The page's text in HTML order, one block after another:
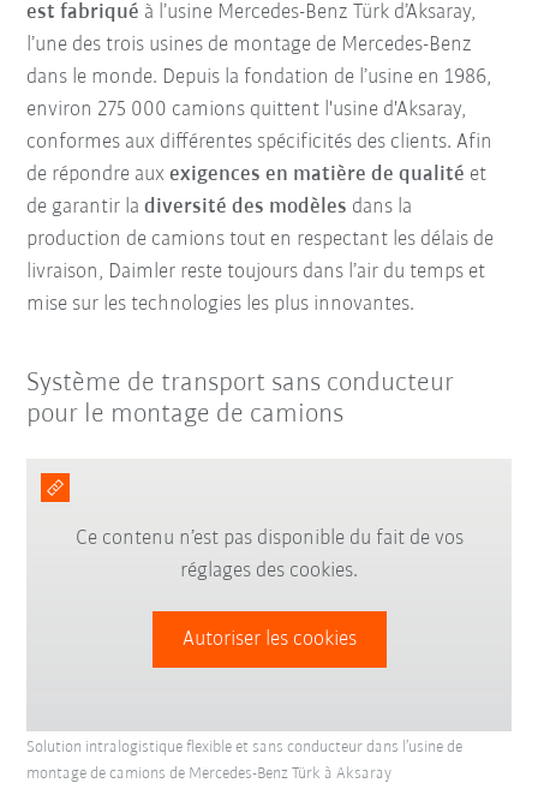
est fabriqué à l’usine Mercedes-Benz Türk d’Aksaray,
l’une des trois usines de montage de Mercedes-Benz
dans le monde. Depuis la fondation de l’usine en 1986,
environ 275 000 camions quittent l'usine d'Aksaray,
conformes aux différentes spécificités des clients. Afin
de répondre auxexigences en matière de qualité et
de garantir ladiversité des modèles dans la
production de camions tout en respectant les délais de
livraison, Daimler reste toujours dans l’air du temps et
mise sur les technologies les plus innovantes.
Système de transport sans conducteur
pour le montage de camions
Ce contenu n’est pas disponible du fait de vos
réglages des cookies.
Autoriser les cookies
Solution intralogistique flexible et sans conducteur dans l’usine de
montage de camions de Mercedes-Benz Türk à Aksaray